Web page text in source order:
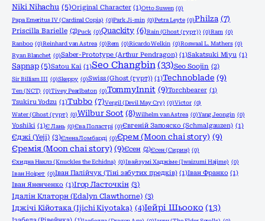
Niki Nihachu (5)Original Character (1)Otto Suwen (0)
Papa Emeritus IV (Cardinal Copia) (0)Park Ji-min (0)Petra Leyte (0)Philza (7)
Priscilla Barielle (2)Puck (0)Quackity (6)Rain (Ghost (гурт)) (0)Ram (0)
Ranboo (0)Reinhard van Astrea (0)Rem (0)Ricardo Welkin (0)Roswaal L. Mathers (0)
Ryan Blanchet (0)Saber-Prototype (Arthur Pendragon) (1)Sakatsuki Miyu (1)
Sapnap (5)Satou Kai (1)Seo Changbin (33)Seo Soojin (2)
Sir Billiam III (0)Skeppy (0)Swiss (Ghost (гурт)) (1)Technoblade (9)
Ten (NCT) (0)Tivey Pearlbaton (0)TommyInnit (9)Torchbearer (1)
Tsukiru Yodzu (1)Tubbo (7)Vergil (Devil May Cry) (0)Victor (0)
Water (Ghost (гурт) (0)Wilbur Soot (8)Wilhelm van Astrea (0)Yang Jeongin (0)
Yoshiki (1)Є Лань (0)Єва Поластрі (0)Євгеній Запояско (Schmalgauzen) (1)
Єджі (Yeji) (3)Єлена Ломбарді (0)Єрем (Moon chai story) (9)
Єремія (Moon chai story) (9)Єсен (2)Єсен (Сирин) (0)
Єхидна Наклз (Knuckles the Echidna) (0)Івайзумі Хаджіме (Iwaizumi Hajime) (0)
Іван Ноірет (0)Іван Палійчук (Тіні забутих предків) (1)Іван Франко (1)
Іван Яненченко (1)Ігор Ласточкін (3)
Ідалін Клаторн (Edalyn Clawthorne) (3)
Іджічі Кійотака (Ijichi Kiyotaka) (4)Іейрі Шьооко (13)